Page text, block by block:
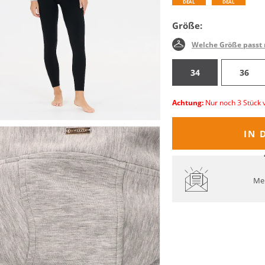
DEAL DEAL
Größe:
Welche Größe passt
34 36
Achtung: Nur noch 3 Stück
IN